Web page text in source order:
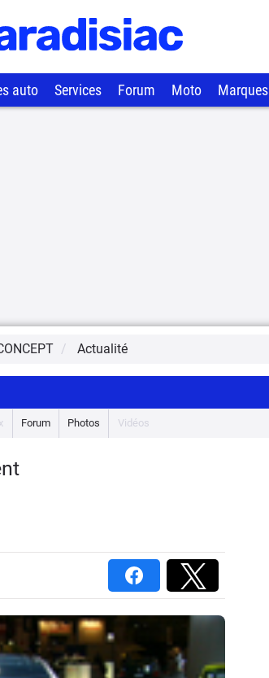
auto Services Forum Moto Marques
Actualité
Forum Photos Vidéos